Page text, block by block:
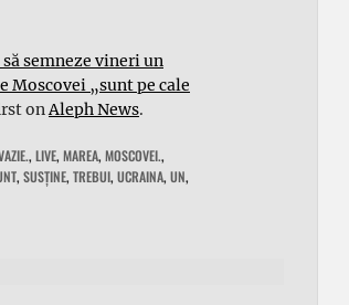
semneze vineri un
Moscovei „sunt pe cale
on Aleph News.
, LIVE, MAREA, MOSCOVEI.,
, SUSȚINE, TREBUI, UCRAINA, UN,